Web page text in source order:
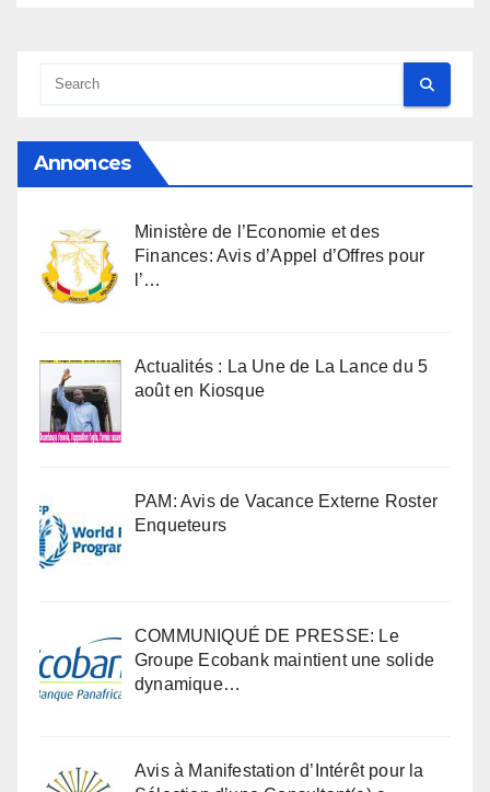
Annonces
Ministère de l’Economie et des
Finances: Avis d’Appel d’Offres pour
l’…
Actualités : La Une de La Lance du 5
août en Kiosque
PAM: Avis de Vacance Externe Roster
Enqueteurs
COMMUNIQUÉ DE PRESSE: Le
Groupe Ecobank maintient une solide
dynamique…
Avis à Manifestation d’Intérêt pour la